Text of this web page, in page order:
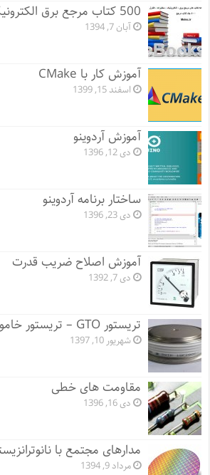
500 کتاب مرجع برق الکترونیک کنترل مخابرات
آبان 7, 1394
آموزش کار با CMake
اسفند 15, 1399
آموزش آردوینو
دی 12, 1396
ساختار برنامه آردوینو
دی 23, 1396
آموزش اصلاح ضریب قدرت
دی 7, 1392
تریستور GTO – تریستور خاموش‌شونده با گیت
شهریور 10, 1397
مقاومت های خطی
دی 16, 1396
مدارهای مجتمع با
مرداد 9, 1394